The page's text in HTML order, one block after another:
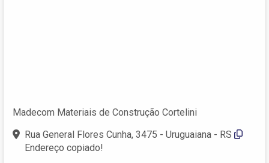
Madecom Materiais de Construção Cortelini
Rua General Flores Cunha, 3475 - Uruguaiana - RS
Endereço copiado!